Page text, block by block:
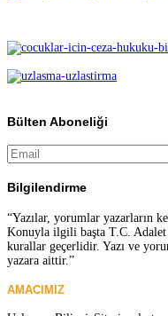
Bülten Aboneliği
Bilgilendirme
“Yazılar, yorumlar yazarların
Konuyla ilgili başta T.C. Adalet
kurallar geçerlidir. Yazı ve
yazara aittir.”
AMACIMIZ